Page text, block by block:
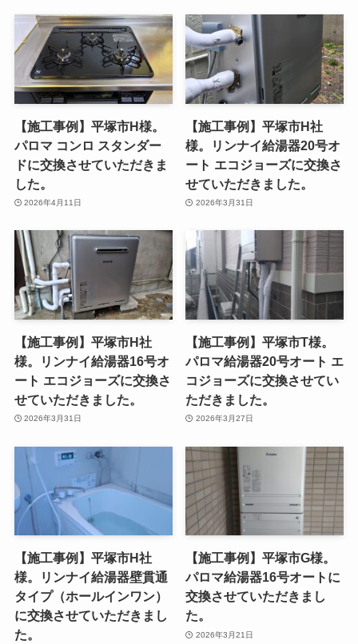
【施工事例】平塚市H様。
パロマ コンロ スタンダー
ドに交換させていただきま
した。
2026年4月11日
【施工事例】平塚市H社
様。リンナイ給湯器20号オ
ート エコジョーズに交換さ
せていただきました。
2026年3月31日
【施工事例】平塚市H社
様。リンナイ給湯器16号オ
ート エコジョーズに交換さ
せていただきました。
2026年3月31日
【施工事例】平塚市T様。
パロマ給湯器20号オート エ
コジョーズに交換させてい
ただきました。
2026年3月27日
【施工事例】平塚市H社
様。リンナイ給湯器壁貫通
タイプ（ホールインワン）
に交換させていただきまし
た。
【施工事例】平塚市G様。
パロマ給湯器16号オートに
交換させていただきまし
た。
2026年3月21日